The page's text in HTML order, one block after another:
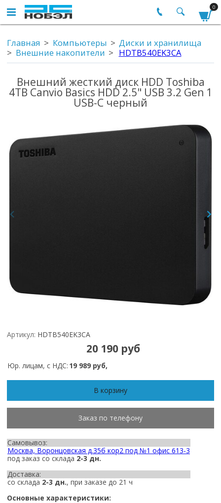
0
Главная Компьютеры
Диски и хранилища
Внешние накопители
HDTB540EK3CA
Внешний жесткий диск HDD Toshiba
4TB Canvio Basics HDD 2.5" USB 3.2 Gen 1
USB-C черный
Артикул: HDTB540EK3CA
20 190 руб
Юр. лицам, с НДС: 19 989 руб,
В корзину
Заказ по телефону
Самовывоз:
Москва, Воронцовская д.35б кор2 под №1 офис 613-3
под заказ со склада 2-3 дн.
Доставка:
со склада 2-3 дн., при заказе до 21 ч
Основные характеристики: